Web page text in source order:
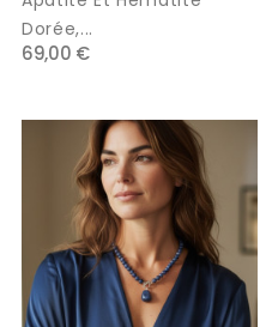
Dorée,...
69,00 €